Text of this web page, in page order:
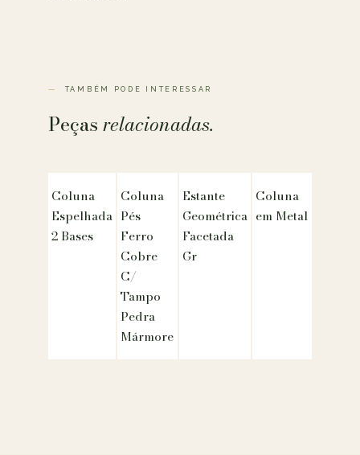
TAMBÉM PODE INTERESSAR
Peçasrelacionadas.
Coluna
Espelhada
2 Bases
Coluna
Pés
Ferro
Cobre
C/
Tampo
Pedra
Mármore
Estante
Geométrica
Facetada
Gr
Coluna
em Metal